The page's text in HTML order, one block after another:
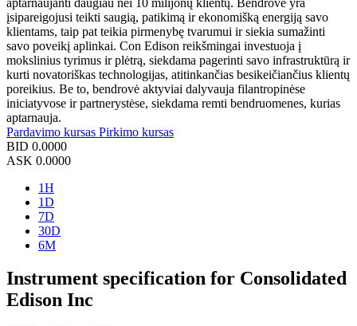
įsipareigojusi teikti saugią, patikimą ir ekonomišką energiją savo
klientams, taip pat teikia pirmenybę tvarumui ir siekia sumažinti
savo poveikį aplinkai. Con Edison reikšmingai investuoja į
mokslinius tyrimus ir plėtrą, siekdama pagerinti savo infrastruktūrą ir
kurti novatoriškas technologijas, atitinkančias besikeičiančius klientų
poreikius. Be to, bendrovė aktyviai dalyvauja filantropinėse
iniciatyvose ir partnerystėse, siekdama remti bendruomenes, kurias
aptarnauja.
Pardavimo kursas Pirkimo kursas
BID 0.0000
ASK 0.0000
1H
1D
7D
30D
6M
Instrument specification for Consolidated
Edison Inc